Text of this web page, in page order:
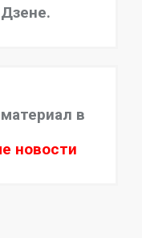
в
новости